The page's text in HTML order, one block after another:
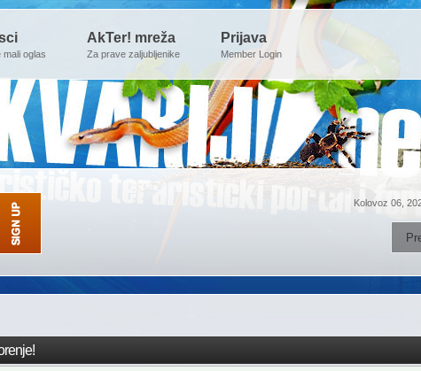
mali oglas
AkTer! mreža
Za prave zaljubljenike
Prijava
Member Login
Kolovoz 06,